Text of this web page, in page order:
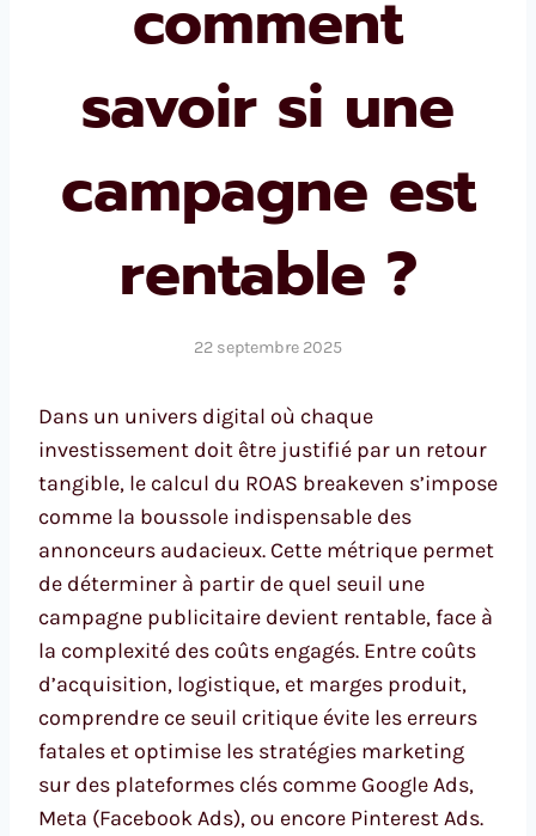
comment
savoir si une
campagne est
rentable ?
22 septembre 2025
Dans un univers digital où chaque
investissement doit être justifié par un retour
tangible, le calcul du ROAS breakeven s’impose
comme la boussole indispensable des
annonceurs audacieux. Cette métrique permet
de déterminer à partir de quel seuil une
campagne publicitaire devient rentable, face à
la complexité des coûts engagés. Entre coûts
d’acquisition, logistique, et marges produit,
comprendre ce seuil critique évite les erreurs
fatales et optimise les stratégies marketing
sur des plateformes clés comme Google Ads,
Meta (Facebook Ads), ou encore Pinterest Ads.